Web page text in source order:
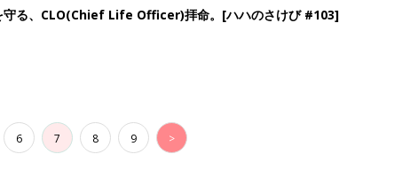
守る、CLO(Chief Life Officer)拝命。[ハハのさけび #103]
6 7 8 9 >